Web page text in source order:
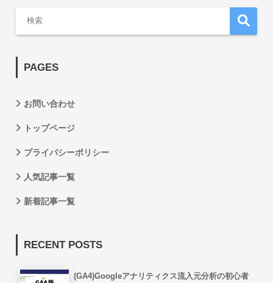
PAGES
お問い合わせ
トップページ
プライバシーポリシー
人気記事一覧
新着記事一覧
RECENT POSTS
(GA4)Googleアナリティクス流入元分析の初心者